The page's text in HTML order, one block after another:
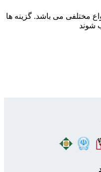
مختلفی می باشد. گزینه ها
شوند